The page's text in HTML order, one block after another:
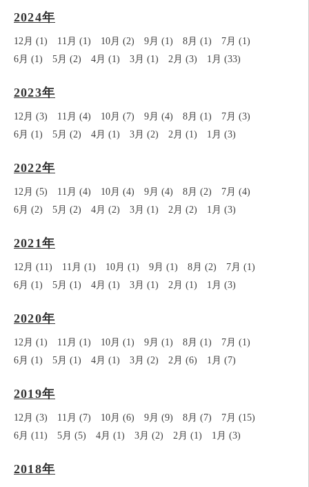
2024年
12月 (1) 11月 (1) 10月 (2) 9月 (1) 8月 (1)
7月 (1)
6月 (1)
5月 (2) 4月 (1) 3月 (1) 2月 (3) 1月 (33)
2023年
12月 (3) 11月 (4) 10月 (7) 9月 (4) 8月 (1)
7月 (3)
6月 (1)
5月 (2) 4月 (1) 3月 (2) 2月 (1) 1月 (3)
2022年
12月 (5) 11月 (4) 10月 (4) 9月 (4) 8月 (2)
7月 (4)
6月 (2)
5月 (2) 4月 (2) 3月 (1) 2月 (2) 1月 (3)
2021年
12月 (11) 11月 (1) 10月 (1) 9月 (1) 8月 (2)
7月 (1)
6月 (1)
5月 (1) 4月 (1) 3月 (1) 2月 (1) 1月 (3)
2020年
12月 (1) 11月 (1) 10月 (1) 9月 (1) 8月 (1)
7月 (1)
6月 (1)
5月 (1) 4月 (1) 3月 (2) 2月 (6) 1月 (7)
2019年
12月 (3) 11月 (7) 10月 (6) 9月 (9) 8月 (7)
7月 (15)
6月 (11)
5月 (5) 4月 (1) 3月 (2) 2月 (1) 1月 (3)
2018年